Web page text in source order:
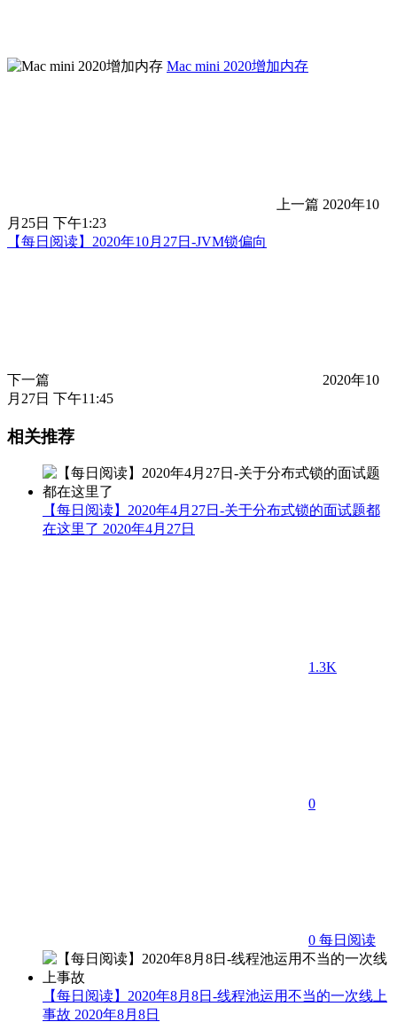
Mac mini 2020增加内存
上一篇 2020年10
月25日 下午1:23
【每日阅读】2020年10月27日-JVM锁偏向
下一篇
2020年10
月27日 下午11:45
相关推荐
【每日阅读】2020年4月27日-关于分布式锁的面试题都
在这里了 2020年4月27日
1.3K
0
0 每日阅读
【每日阅读】2020年8月8日-线程池运用不当的一次线上
事故 2020年8月8日